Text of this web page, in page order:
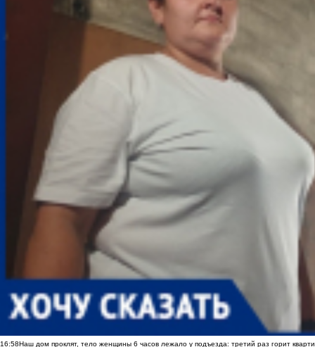
16:58Наш дом проклят, тело женщины 6 часов лежало у подъезда: третий раз горит